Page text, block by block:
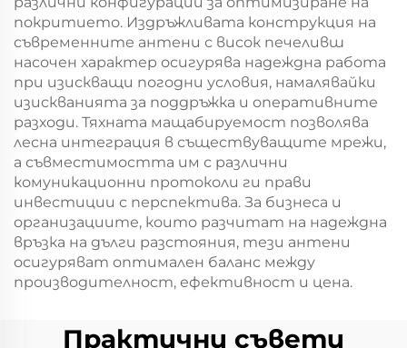
покритието. Издръжливата конструкция на
съвременните антени с висок печеливш
насочен характер осигурява надеждна работа
при изискващи погодни условия, намалявайки
изискванията за поддръжка и оперативните
разходи. Тяхната мащабируемост позволява
лесна интеграция в съществуващите мрежи,
а съвместимостта им с различни
комуникационни протоколи ги прави
инвестиции с перспектива. За бизнеса и
организациите, които разчитат на надеждна
връзка на дълги разстояния, тези антени
осигуряват оптимален баланс между
производителност, ефективност и цена.
Практични съвети